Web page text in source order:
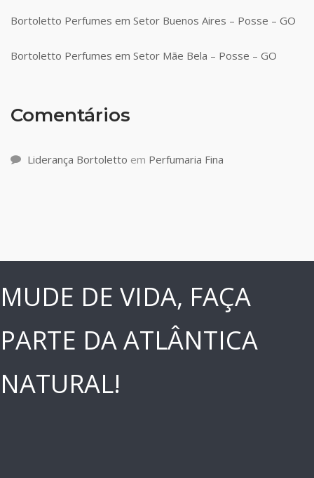
Bortoletto Perfumes em Setor Buenos Aires – Posse – GO
Bortoletto Perfumes em Setor Mãe Bela – Posse – GO
Comentários
Liderança Bortoletto em Perfumaria Fina
MUDE DE VIDA, FAÇA
PARTE DA ATLÂNTICA
NATURAL!